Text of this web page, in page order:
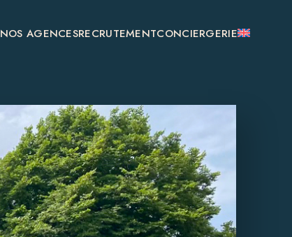
NOS AGENCES
BOULIAC
GENSAC
GALGON
RECRUTEMENTCONCIERGERIE